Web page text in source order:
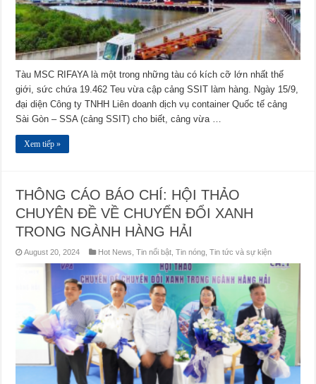
Tàu MSC RIFAYA là một trong những tàu có kích cỡ lớn nhất thế
giới, sức chứa 19.462 Teu vừa cập cảng SSIT làm hàng. Ngày 15/9,
đại diện Công ty TNHH Liên doanh dịch vụ container Quốc tế cảng
Sài Gòn – SSA (cảng SSIT) cho biết, cảng vừa …
Xem tiếp »
THÔNG CÁO BÁO CHÍ: HỘI THẢO
CHUYÊN ĐỀ VỀ CHUYỂN ĐỔI XANH
TRONG NGÀNH HÀNG HẢI
August 20, 2024 Hot News,Tin nổi bật,Tin nóng,Tin tức và sự kiện